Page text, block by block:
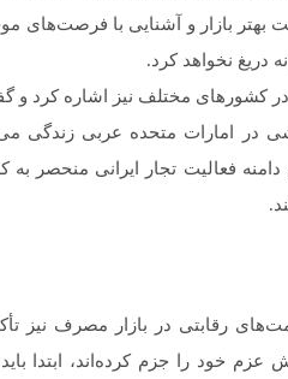
بازار و آشنایی با فرصت‌های
دریغ نخواهد کرد.
در امارات متحده عربی زندگی
فعالیت تجار ایرانی منحصر به
رقابتی در بازار مصرف نیز
خود را جزم کرده‌اند، ابتدا